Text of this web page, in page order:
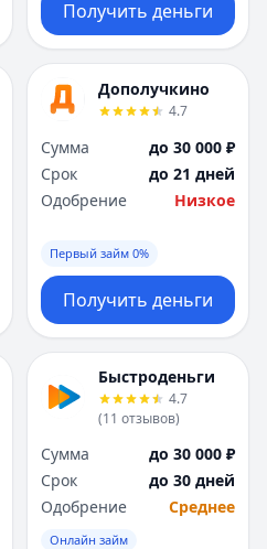
Получить деньги
Дополучкино
4.7
Сумма
до 30 000 ₽
Срок
до 21 дней
Одобрение
Низкое
Первый займ 0%
Получить деньги
Быстроденьги
4.7
(11 отзывов)
Сумма
до 30 000 ₽
Срок
до 30 дней
Одобрение
Среднее
Онлайн займ